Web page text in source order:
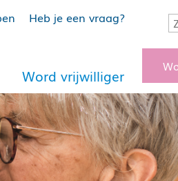
Heb je een vraag?
Word vrijwilliger